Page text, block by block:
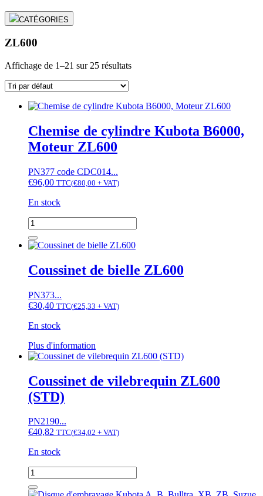
CATÉGORIES
ZL600
Affichage de 1–21 sur 25 résultats
Chemise de cylindre Kubota B6000,
Moteur ZL600
PN377 code CDC014...
€96,00 TTC(€80,00 + VAT)
En stock
quantité
de
Chemise
cylindre
Kubota
Moteur
ZL600
Coussinet de bielle ZL600
PN373...
€30,40 TTC(€25,33 + VAT)
En stock
Plus d'information
produit
plusieurs
variations.
être
choisies
du
produit
Coussinet de vilebrequin ZL600
(STD)
PN2190...
€40,82 TTC(€34,02 + VAT)
En stock
quantité
de
Coussinet